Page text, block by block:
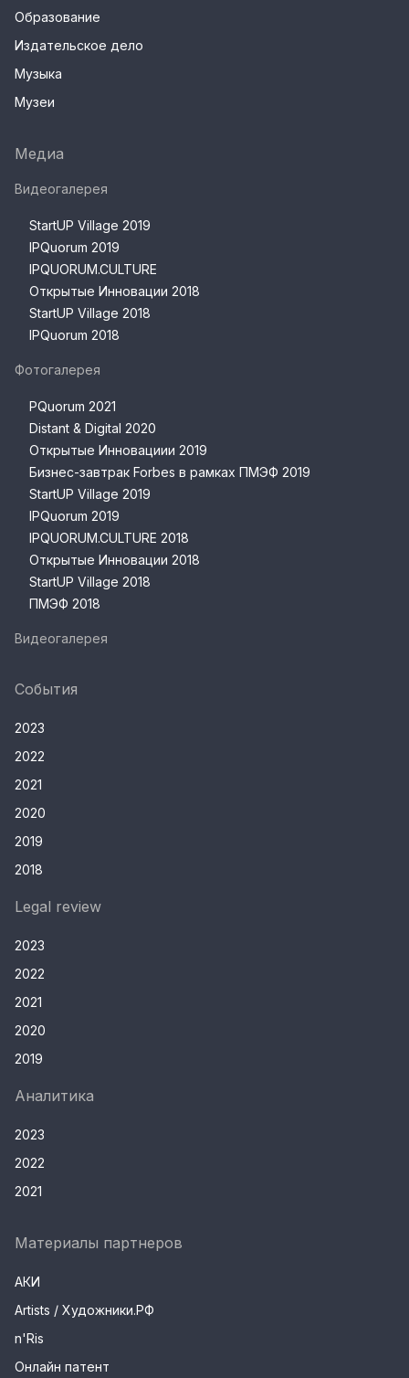
Образование
Издательское дело
Музыка
Музеи
Медиа
Видеогалерея
StartUP Village 2019
IPQuorum 2019
IPQUORUM.CULTURE
Открытые Инновации 2018
StartUP Village 2018
IPQuorum 2018
Фотогалерея
PQuorum 2021
Distant & Digital 2020
Открытые Инновациии 2019
Бизнес-завтрак Forbes в рамках ПМЭФ 2019
StartUP Village 2019
IPQuorum 2019
IPQUORUM.CULTURE 2018
Открытые Инновации 2018
StartUP Village 2018
ПМЭФ 2018
Видеогалерея
События
2023
2022
2021
2020
2019
2018
Legal review
2023
2022
2021
2020
2019
Аналитика
2023
2022
2021
Материалы партнеров
АКИ
Artists / Художники.РФ
n'Ris
Онлайн патент